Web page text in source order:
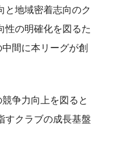
と地域密着志向のク
性の明確化を図るた
間に本リーグが創
争力向上を図ると
すクラブの成長基盤